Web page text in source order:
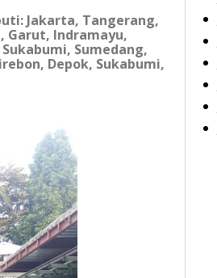
Jakarta, Tangerang,
Garut, Indramayu,
Sumedang,
Depok, Sukabumi,